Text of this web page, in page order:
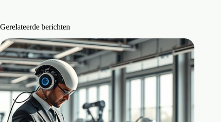
Gerelateerde berichten